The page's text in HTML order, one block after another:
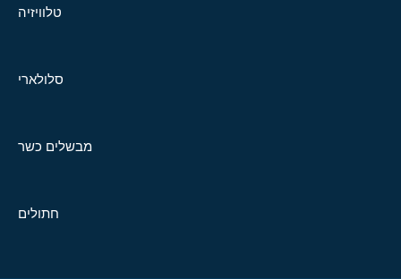
טלוויזיה
סלולארי
מבשלים כשר
חתולים